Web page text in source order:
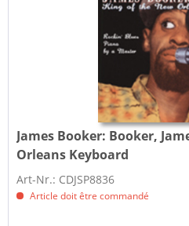
James Booker: Booker,
Orleans Keyboard
Art-Nr.: CDJSP8836
Article doit être commandé